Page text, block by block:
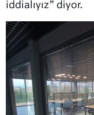
iddialıyız” diyor.